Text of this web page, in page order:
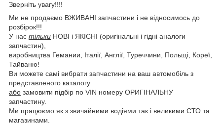
Зверніть увагу!!!!
Ми не продаємо ВЖИВАНІ запчастини і не відносимось до
розбірок!!!
У нас тільки НОВІ і ЯКІСНІ (оригінальні і гідні аналоги
запчастин),
виробництва Гемании, Італії, Англії, Туреччини, Польщі, Кореї,
Тайваню!
Ви можете самі вибрати запчастини на ваш автомобіль з
представленого каталогу
або замовити підбір по VIN номеру ОРИГІНАЛЬНУ
запчастину.
Ми працюємо як з звичайними водіями так і великими СТО та
магазинами.